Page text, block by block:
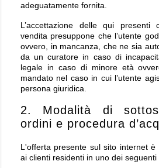
adeguatamente fornita.
L’accettazione delle qui presenti
vendita presuppone che l’utente
ovvero, in mancanza, che ne sia
da un curatore in caso di
legale in caso di minore età
mandato nel caso in cui l’utente
persona giuridica.
2. Modalità di
ordini e procedura
L'offerta presente sul sito internet è
ai clienti residenti in uno dei seguenti